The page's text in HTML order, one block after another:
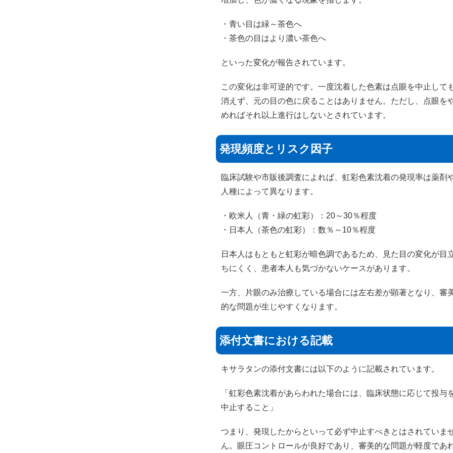
・青い目は緑～茶色へ
・茶色の目はより濃い茶色へ
といった変化が報告されています。
この変化は非可逆的です。一度沈着した色素は点眼を中止して
消えず、元の目の色に戻ることはありません。ただし、点眼を
めればそれ以上進行はしないとされています。
発現頻度とリスク因子
臨床試験や市販後調査によれば、虹彩色素沈着の発現率は薬剤
人種によって異なります。
・欧米人（青・緑の虹彩）：20～30％程度
・日本人（茶色の虹彩）：数％～10％程度
日本人はもともと虹彩が暗色調であるため、見た目の変化が目
ちにくく、患者本人も気づかないケースがあります。
一方、片眼のみ治療している場合には左右差が顕著となり、審
的な問題が生じやすくなります。
添付文書における記載
キサラタンの添付文書には以下のように記載されています。
「虹彩色素沈着があらわれた場合には、臨床状態に応じて投与
中止すること」
つまり、発現したからといって必ず中止すべきとはされていま
ん。眼圧コントロールが良好であり、審美的な問題が軽度であ